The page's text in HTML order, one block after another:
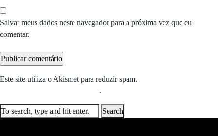
Salvar meus dados neste navegador para a próxima vez que eu
comentar.
Este site utiliza o Akismet para reduzir spam.
.
Search